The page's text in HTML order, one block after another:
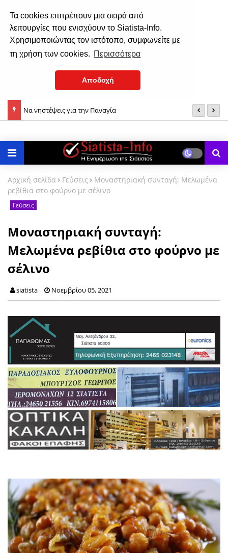
Τα cookies επιτρέπουν μια σειρά από
λειτουργίες που ενισχύουν το Siatista-Info.
Χρησιμοποιώντας τον ιστότοπο, συμφωνείτε με
τη χρήση των cookies. Περισσότερα
Αποδοχή
2026 Να νηστέψεις για την Παναγία
Αρχική σελίδα Γεύσεις
Μοναστηριακή συνταγή: Μελωμένα
ρεβίθια στο φούρνο με σέλινο
Γεύσεις
Μοναστηριακή συνταγή:
Μελωμένα ρεβίθια στο φούρνο με
σέλινο
siatista Νοεμβρίου 05, 2021